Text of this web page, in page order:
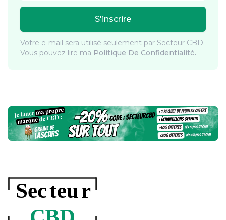
S'inscrire
Votre e-mail sera utilisé seulement par Secteur CBD.
Vous pouvez lire ma Politique De Confidentialité.